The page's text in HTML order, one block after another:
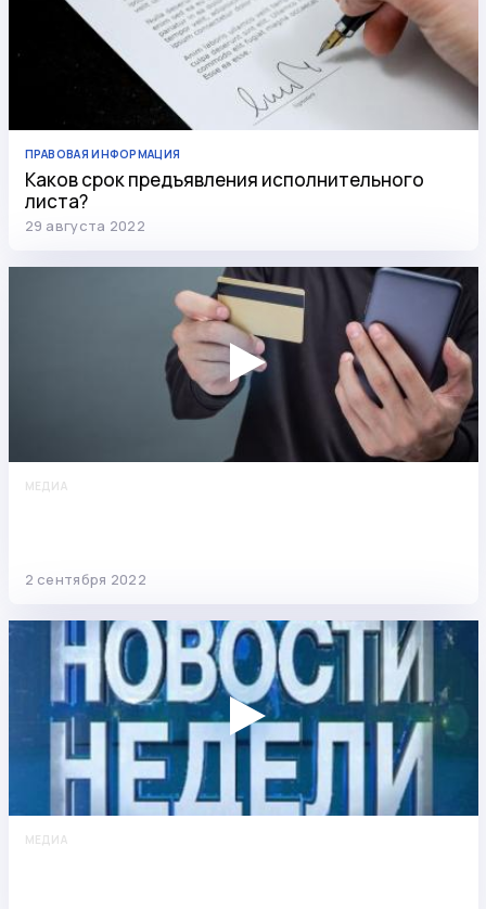
ПРАВОВАЯ ИНФОРМАЦИЯ
Каков срок предъявления исполнительного
листа?
29 августа 2022
МЕДИА
2 сентября 2022
МЕДИА